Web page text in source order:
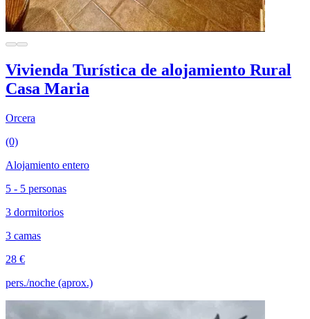
Vivienda Turística de alojamiento Rural
Casa Maria
Orcera
(0)
Alojamiento entero
5 - 5 personas
3 dormitorios
3 camas
28 €
pers./noche (aprox.)